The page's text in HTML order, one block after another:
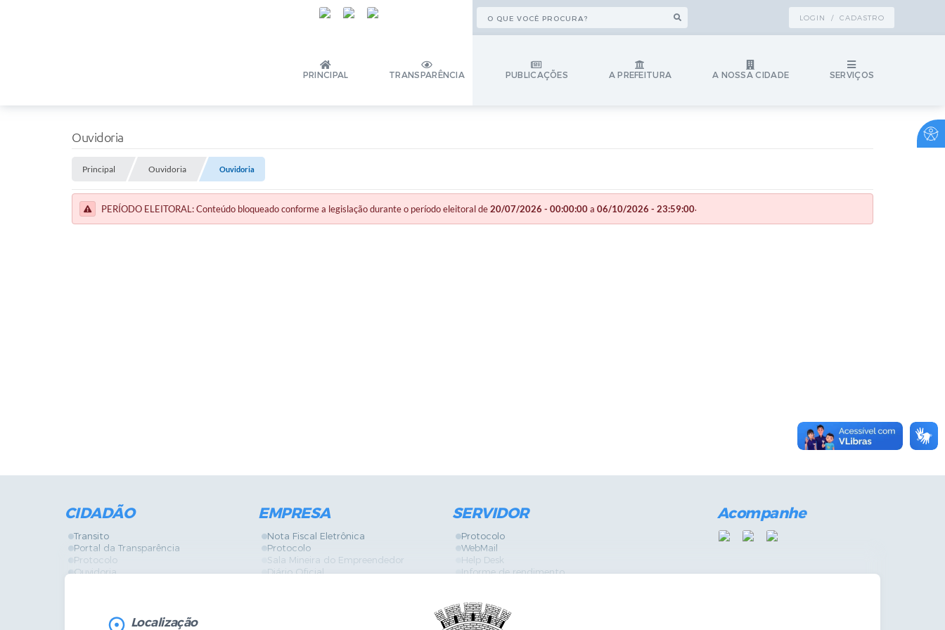
LOGIN / CADASTRO
PRINCIPAL TRANSPARÊNCIA PUBLICAÇÕES A PREFEITURA A NOSSA CIDADE SERVIÇOS
Ouvidoria
Principal Ouvidoria Ouvidoria
PERÍODO ELEITORAL: Conteúdo bloqueado conforme a legislação durante o período eleitoral de20/07/2026 - 00:00:00a 06/10/2026 - 23:59:00.
CIDADÃO
Transito
Portal da Transparência
Protocolo
Ouvidoria
Legislação
EMPRESA
Nota Fiscal Eletrônica
Protocolo
Sala Mineira do Empreendedor
Diário Oficial
SERVIDOR
Protocolo
WebMail
Help Desk
Informe de rendimento
GPI
Diário Oficial
Acompanhe
Localização